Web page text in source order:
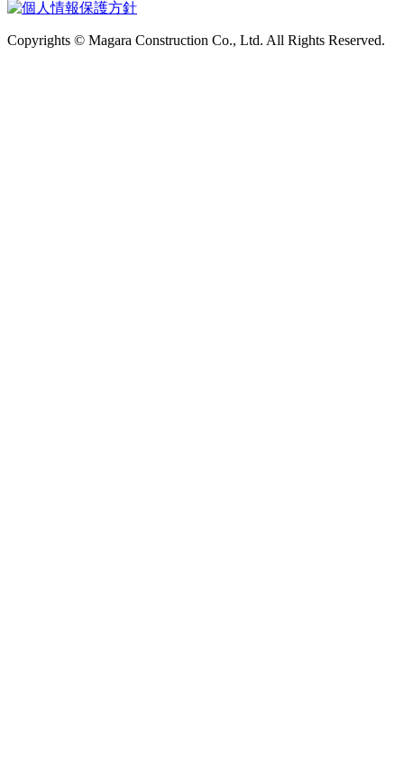
Copyrights © Magara Construction Co., Ltd. All Rights Reserved.